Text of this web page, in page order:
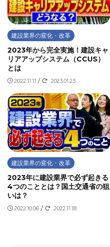
建設業界の変化・改革
2023年から完全実施！建設キャ
リアアップシステム（CCUS）
とは
2022.11.11 / 2023.01.23
建設業界の変化・改革
2023年に建設業界で必ず起きる
4つのこととは？国土交通省の狙
いは？
2022.10.06 / 2022.11.18